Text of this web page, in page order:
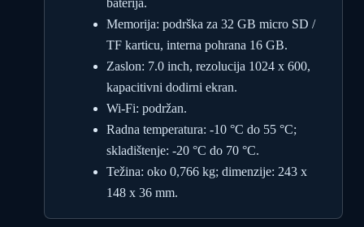
baterija.
Memorija: podrška za 32 GB micro SD /
TF karticu, interna pohrana 16 GB.
Zaslon: 7.0 inch, rezolucija 1024 x 600,
kapacitivni dodirni ekran.
Wi-Fi: podržan.
Radna temperatura: -10 °C do 55 °C;
skladištenje: -20 °C do 70 °C.
Težina: oko 0,766 kg; dimenzije: 243 x
148 x 36 mm.